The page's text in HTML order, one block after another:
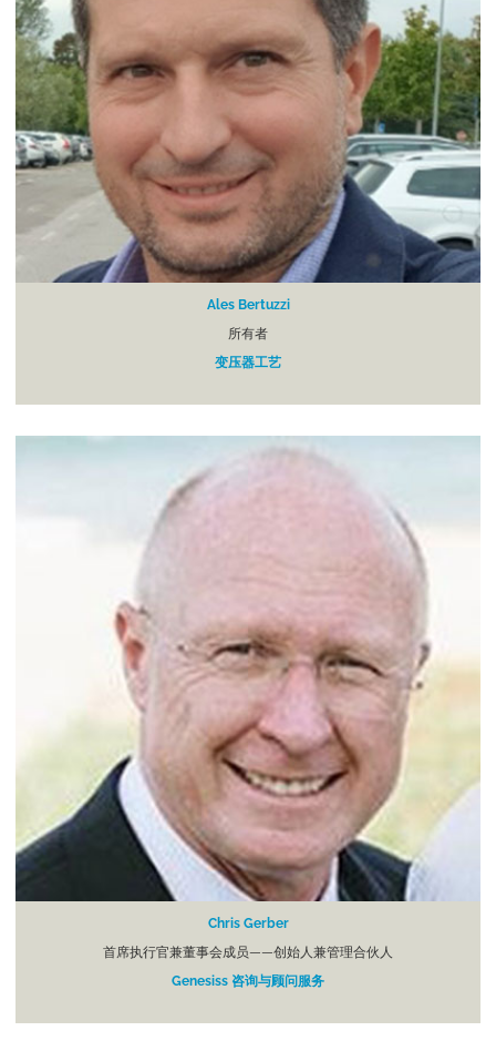
Ales Bertuzzi
所有者
变压器工艺
Chris Gerber
首席执行官兼董事会成员——创始人兼管理合伙人
Genesiss 咨询与顾问服务